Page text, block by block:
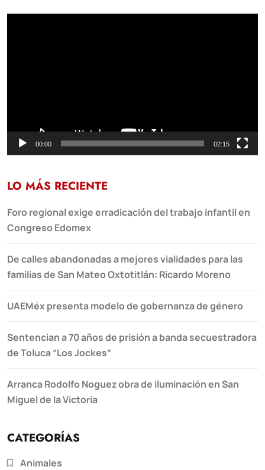
00:00 02:15
LO MÁS RECIENTE
Foro regional exige erradicación del trabajo infantil en
Congreso Edomex
De calles abandonadas a mejores vialidades para las
familias de San Mateo Oxtotitlán: Ricardo Moreno
UAEMéx presenta modelo de gobernanza de género
Sentencian a 70 años de prisión a banda secuestradora
de Toluca “Los Jockes”
Arranca Rodolfo Noguez obra de iluminación en San
Miguel de la Victoria
CATEGORÍAS
Animales